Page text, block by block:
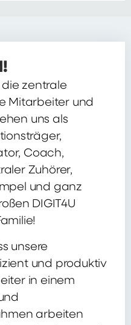
die zentrale
Mitarbeiter und
uns als
Coach,
Zuhörer,
und ganz
DIGIT4U
unsere
und produktiv
in einem
arbeiten